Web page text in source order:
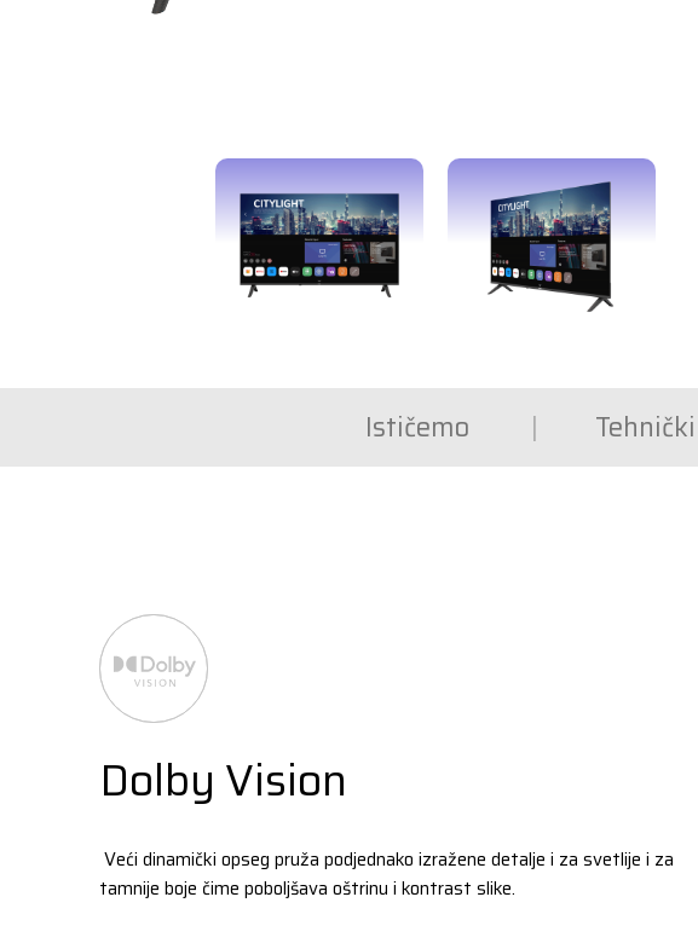
Ističemo
Dolby Vision
Veći dinamički opseg pruža podjednako izražene detalje i za svetlije i za
tamnije boje čime poboljšava oštrinu i kontrast slike.